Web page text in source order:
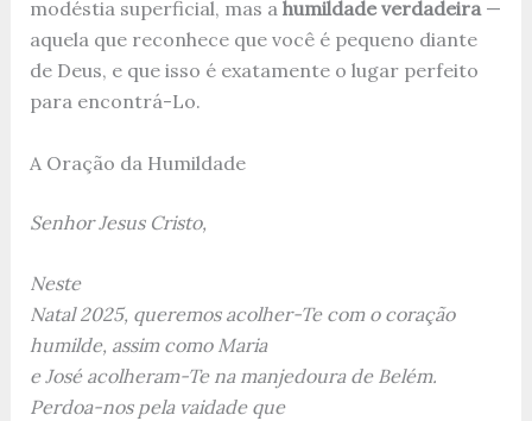
modéstia superficial, mas a humildade verdadeira—
aquela que reconhece que você é pequeno diante
de Deus, e que isso é exatamente o lugar perfeito
para encontrá-Lo.
A Oração da Humildade
Senhor Jesus Cristo,
Neste
Natal 2025, queremos acolher-Te com o coração
humilde, assim como Maria
e José acolheram-Te na manjedoura de Belém.
Perdoa-nos pela vaidade que